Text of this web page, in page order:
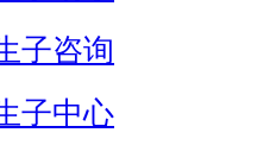
子咨询
子中心